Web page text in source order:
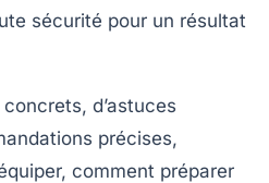
sécurité pour un résultat
d’astuces
précises,
comment préparer